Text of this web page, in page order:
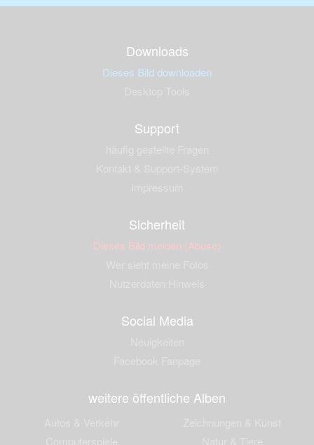
Downloads
Dieses Bild downloaden
Support
Sicherheit
Dieses Bild melden (Abuse)
Social Media
weitere öffentliche Alben